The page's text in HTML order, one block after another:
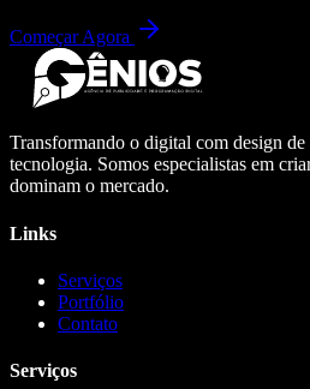
Começar Agora
Transformando o digital com design de
tecnologia. Somos especialistas em
dominam o mercado.
Links
Serviços
Portfólio
Contato
Serviços